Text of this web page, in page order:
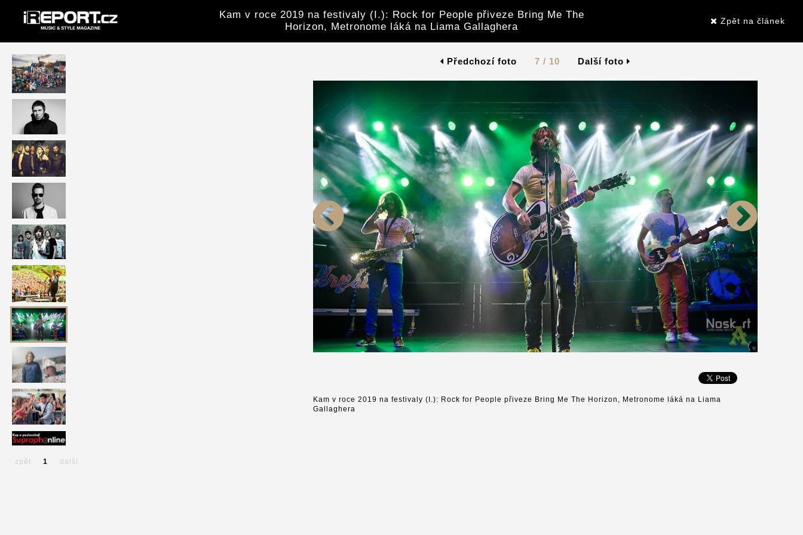
Kam v roce 2019 na festivaly (I.): Rock for People přiveze Bring Me The
Horizon, Metronome láká na Liama Gallaghera
Zpět na článek
Předchozí foto 7 / 10 Další foto
Kam v roce 2019 na festivaly (I.): Rock for People přiveze Bring Me The Horizon, Metronome láká na Liama
Gallaghera
zpět 1 další